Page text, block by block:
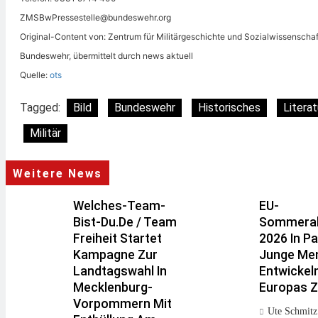
ZMSBwPressestelle@bundeswehr.org
Original-Content von: Zentrum für Militärgeschichte und
Bundeswehr, übermittelt durch news aktuell
Quelle: ots
Tagged: Bild Bundeswehr Historisches
Militär
Weitere News
Welches-Team-
Bist-Du.de / Team
Freiheit Startet
Kampagne Zur
Landtagswahl In
Mecklenburg-
Vorpommern Mit
EU-
2026 In
Junge
Europas
Ute Schmitz